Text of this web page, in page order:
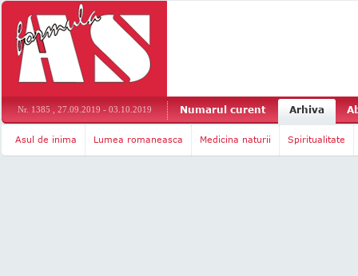
Nr. 1385 , 27.09.2019 - 03.10.2019 Numarul curent Arhiva
Asul de inima Lumea romaneasca Medicina naturii Spiritualitate